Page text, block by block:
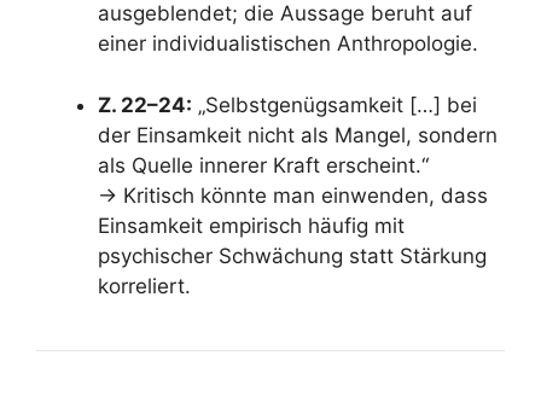
ausgeblendet; die Aussage beruht auf
einer individualistischen Anthropologie.
Z. 22–24: „Selbstgenügsamkeit […] bei
der Einsamkeit nicht als Mangel, sondern
als Quelle innerer Kraft erscheint.“
→ Kritisch könnte man einwenden, dass
Einsamkeit empirisch häufig mit
psychischer Schwächung statt Stärkung
korreliert.